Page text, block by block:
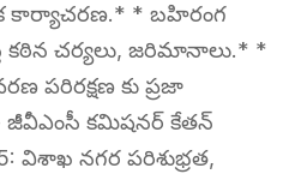
కార్యాచరణ.* * బహిరంగ
కఠిన చర్యలు, జరిమానాలు.* *
పరిరక్షణ కు ప్రజా
కమిషనర్ కేతన్
విశాఖ నగర పరిశుభ్రత,